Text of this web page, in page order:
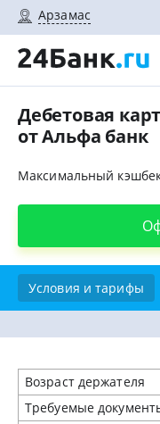
Арзамас
Дебетовая
от Альфа банк
Максимальный
Условия и тарифы
Возраст держателя
Требуемые